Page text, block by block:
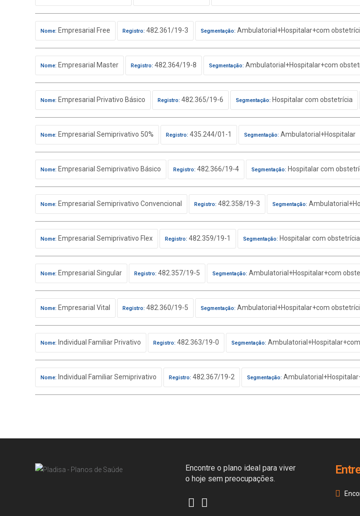
Nome: Empresarial Free Registro: 482.361/19-3 Segmentação: Ambulatorial+Hospitalar+com
Nome: Empresarial Master Registro: 482.364/19-8 Segmentação: Ambulatorial+Hospitalar+com
Nome: Empresarial Privativo Básico Registro: 482.365/19-6 Segmentação: Hospitalar com obstetrícia
Nome: Empresarial Semiprivativo 50% Registro: 435.244/01-1 Segmentação: Ambulatorial+Hospitalar
Nome: Empresarial Semiprivativo Básico Registro: 482.366/19-4 Segmentação: Hospitalar com
Nome: Empresarial Semiprivativo Convencional Registro: 482.358/19-3 Segmentação:
Nome: Empresarial Semiprivativo Flex Registro: 482.359/19-1 Segmentação: Hospitalar com obstetrícia
Nome: Empresarial Singular Registro: 482.357/19-5 Segmentação: Ambulatorial+Hospitalar+com
Nome: Empresarial Vital Registro: 482.360/19-5 Segmentação: Ambulatorial+Hospitalar+com
Nome: Individual Familiar Privativo Registro: 482.363/19-0 Segmentação:
Nome: Individual Familiar Semiprivativo Registro: 482.367/19-2 Segmentação:
Encontre o plano ideal para viver
o hoje sem preocupações.